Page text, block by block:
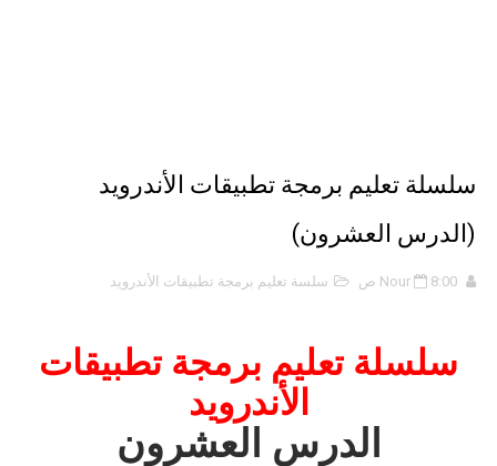
سلسلة تعليم برمجة تطبيقات الأندرويد
(الدرس العشرون)
Nour 8:00 ص سلسة تعليم برمجة تطبيقات الأندرويد
سلسلة تعليم برمجة تطبيقات
الأندرويد
الدرس العشرون